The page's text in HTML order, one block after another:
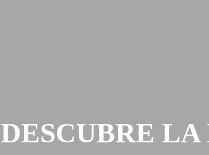
DESCUBRE